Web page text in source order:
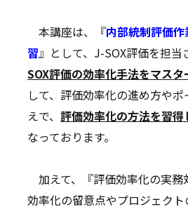
本講座は、『内部統制評価
習』として、J-SOX評価を担当
SOX評価の効率化手法をマス
して、評価効率化の進め方や
えで、 評価効率化の方法を習
なっております。
加えて、『評価効率化の実
効率化の留意点やプロジェク